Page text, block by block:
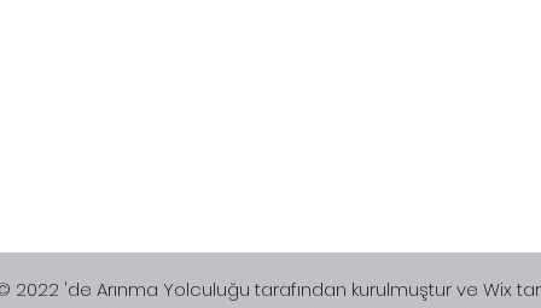
2022 'de Arınma Yolculuğu tarafından kurulmuştur ve​ Wix